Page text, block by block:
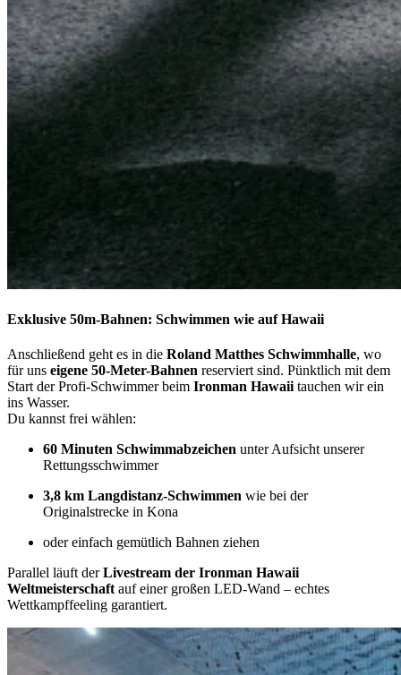
Exklusive 50m-Bahnen: Schwimmen wie auf Hawaii
Anschließend geht es in die Roland Matthes Schwimmhalle, wo
für uns eigene 50-Meter-Bahnen reserviert sind. Pünktlich mit dem
Start der Profi-Schwimmer beim Ironman Hawaiitauchen wir ein
ins Wasser.
Du kannst frei wählen:
60 Minuten Schwimmabzeichen unter Aufsicht unserer
Rettungsschwimmer
3,8 km Langdistanz-Schwimmen wie bei der
Originalstrecke in Kona
oder einfach gemütlich Bahnen ziehen
Parallel läuft derLivestream der Ironman Hawaii
Weltmeisterschaftauf einer großen LED-Wand – echtes
Wettkampffeeling garantiert.